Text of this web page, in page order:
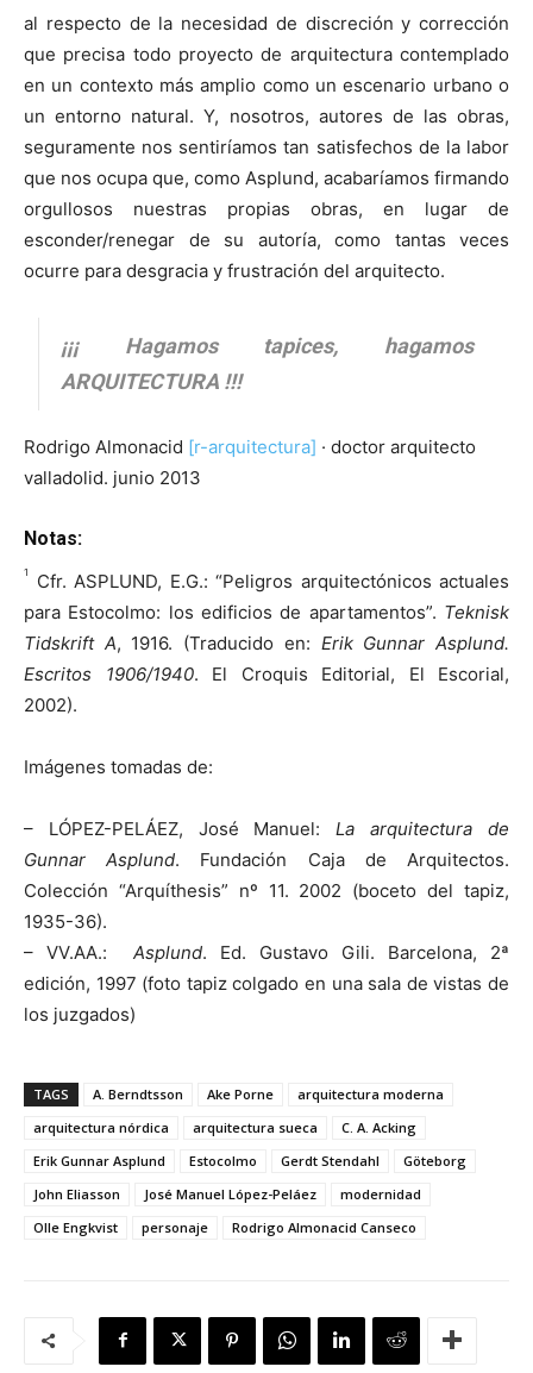
al respecto de la necesidad de discreción y corrección
que precisa todo proyecto de arquitectura contemplado
en un contexto más amplio como un escenario urbano o
un entorno natural. Y, nosotros, autores de las obras,
seguramente nos sentiríamos tan satisfechos de la labor
que nos ocupa que, como Asplund, acabaríamos firmando
orgullosos nuestras propias obras, en lugar de
esconder/renegar de su autoría, como tantas veces
ocurre para desgracia y frustración del arquitecto.
¡¡¡ Hagamos tapices, hagamos
ARQUITECTURA !!!
Rodrigo Almonacid [r-arquitectura] · doctor arquitecto
valladolid. junio 2013
Notas:
1
Cfr. ASPLUND, E.G.: “Peligros arquitectónicos actuales
para Estocolmo: los edificios de apartamentos”. Teknisk
Tidskrift A, 1916. (Traducido en: Erik Gunnar Asplund.
Escritos 1906/1940. El Croquis Editorial, El Escorial,
2002).
Imágenes tomadas de:
– LÓPEZ-PELÁEZ, José Manuel: La arquitectura de
Gunnar Asplund. Fundación Caja de Arquitectos.
Colección “Arquíthesis” nº 11. 2002 (boceto del tapiz,
1935-36).
– VV.AA.: Asplund. Ed. Gustavo Gili. Barcelona, 2ª
edición, 1997 (foto tapiz colgado en una sala de vistas de
los juzgados)
TAGS A. Berndtsson Ake Porne
arquitectura moderna
arquitectura nórdica
arquitectura sueca
C. A. Acking
Erik Gunnar Asplund
Estocolmo Gerdt Stendahl
Göteborg
John Eliasson
José Manuel López-Peláez
modernidad
Olle Engkvist
personaje Rodrigo Almonacid Canseco